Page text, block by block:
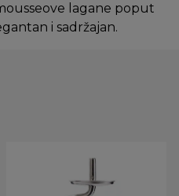
lagane poput
i sadržajan.